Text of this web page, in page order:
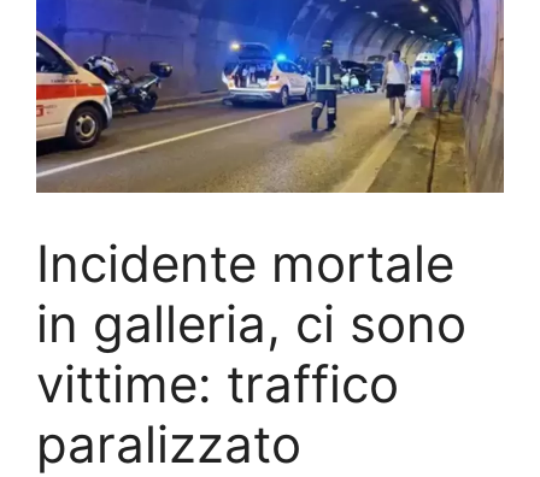
Incidente mortale
in galleria, ci sono
vittime: traffico
paralizzato